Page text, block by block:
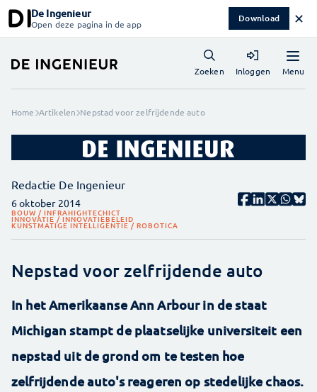
De Ingenieur
Open deze pagina in de app Download ✕
Menu
Zoeken Inloggen
Home Artikelen Nepstad voor zelfrijdende auto
Redactie De Ingenieur
6 oktober 2014
BOUW / INFRAHIGHTECHICT
INNOVATIE / INNOVATIEBELEID
KUNSTMATIGE INTELLIGENTIE / ROBOTICA
Nepstad voor zelfrijdende auto
In het Amerikaanse Ann Arbour in de staat
Michigan stampt de plaatselijke universiteit een
nepstad uit de grond om te testen hoe
zelfrijdende auto's reageren op stedelijke chaos.